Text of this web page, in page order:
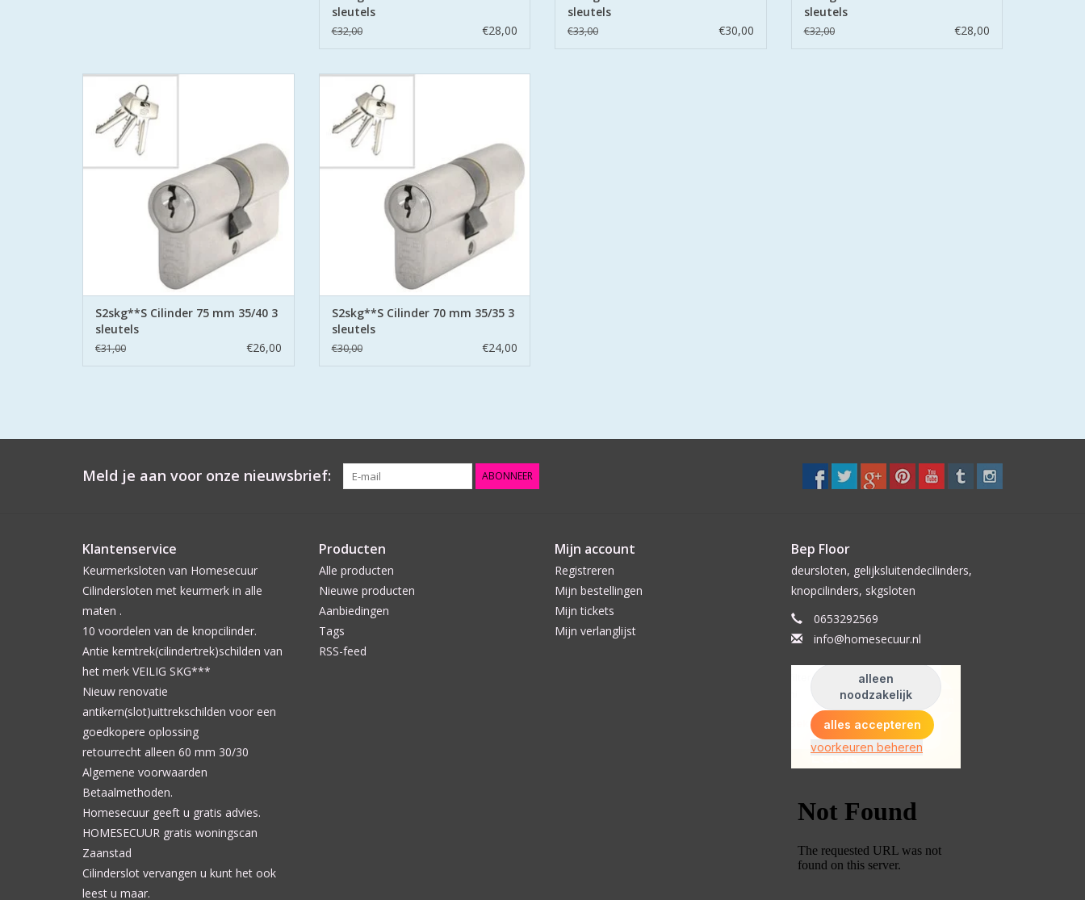
sleutels
€32,00 €28,00
sleutels
€33,00 €30,00
sleutels
€32,00 €28,00
S2 cilinders 75 mm 35/40 SKG**S6
veiligheidscilinder Politie Keurmerk Veilig
S2 staat voor safe en secure met boor
belemmering aan beide zijden hard stalen
pinnen.
TOEVOEGEN AAN WINKELWAGEN
S2skg**S Cilinder 75 mm 35/40 3
sleutels
€31,00 €26,00
S2 cilinders 70 mm 35/35 SKG**S6
veiligheidscilinder Politie Keurmerk Veilig
S2 staat voor safe en secure met boor
belemmering aan beide zijden hard stalen
pinnen.
TOEVOEGEN AAN WINKELWAGEN
S2skg**S Cilinder 70 mm 35/35 3
sleutels
€30,00 €24,00
Meld je aan voor onze nieuwsbrief: ABONNEER
Klantenservice
Keurmerksloten van Homesecuur
Cilindersloten met keurmerk in alle
maten .
10 voordelen van de knopcilinder.
Antie kerntrek(cilindertrek)schilden van
het merk VEILIG SKG***
Nieuw renovatie
antikern(slot)uittrekschilden voor een
goedkopere oplossing
retourrecht alleen 60 mm 30/30
Algemene voorwaarden
Betaalmethoden.
Homesecuur geeft u gratis advies.
HOMESECUUR gratis woningscan
Zaanstad
Cilinderslot vervangen u kunt het ook
leest u maar.
Producten
Alle producten
Nieuwe producten
Aanbiedingen
Tags
RSS-feed
Mijn account
Registreren
Mijn bestellingen
Mijn tickets
Mijn verlanglijst
Bep Floor
deursloten, gelijksluitendecilinders,
knopcilinders, skgsloten
0653292569
info@homesecuur.nl